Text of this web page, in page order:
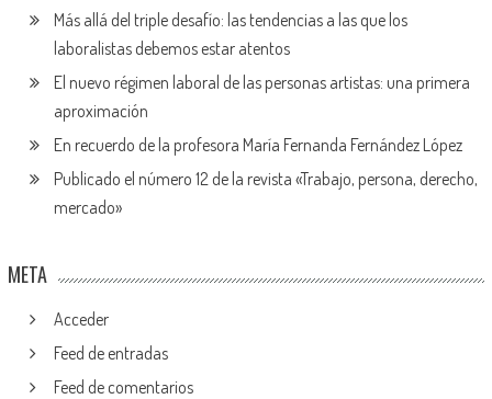
Más allá del triple desafío: las tendencias a las que los
laboralistas debemos estar atentos
El nuevo régimen laboral de las personas artistas: una primera
aproximación
En recuerdo de la profesora María Fernanda Fernández López
Publicado el número 12 de la revista «Trabajo, persona, derecho,
mercado»
META
Acceder
Feed de entradas
Feed de comentarios